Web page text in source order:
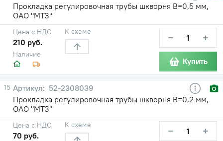
Прокладка регулировочная трубы шкворня В=0,5 мм,
ОАО "МТЗ"
Наличие
Цена с НДС
210 руб.
К схеме − +
Купить
15
52-2308039
Прокладка регулировочная трубы шкворня В=0,2 мм,
ОАО "МТЗ"
Цена с НДС
70 руб.
К схеме − +